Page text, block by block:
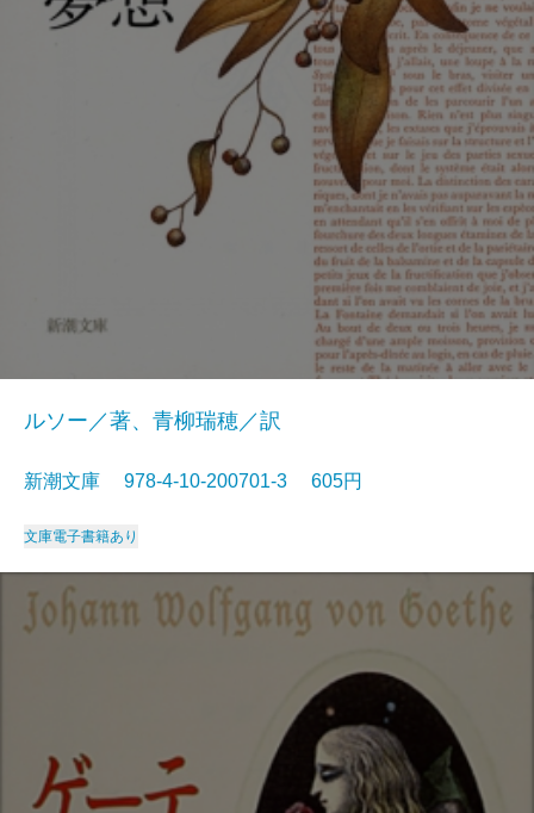
ルソー／著、青柳瑞穂／訳
新潮文庫 978-4-10-200701-3 605円
文庫電子書籍あり